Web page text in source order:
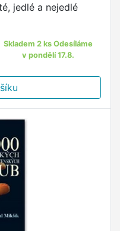
jedlé a nejedlé
Skladem 2 ks Odesíláme
v pondělí 17.8.